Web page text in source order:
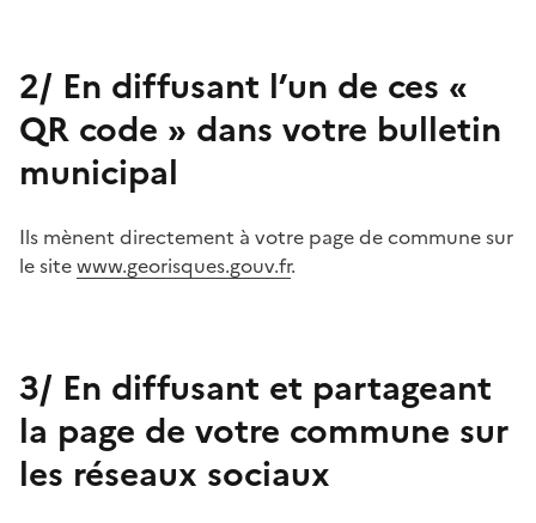
2/ En diffusant l’un de ces «
QR code » dans votre bulletin
municipal
Ils mènent directement à votre page de commune sur
le sitewww.georisques.gouv.fr.
3/ En diffusant et partageant
la page de votre commune sur
les réseaux sociaux